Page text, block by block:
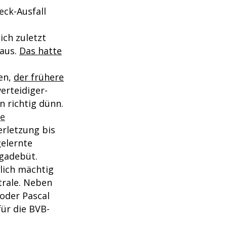
Ausfall
zuletzt
Das hatte
der frühere
richtig dünn.
bis
mächtig
Neben
oder Pascal
die BVB-